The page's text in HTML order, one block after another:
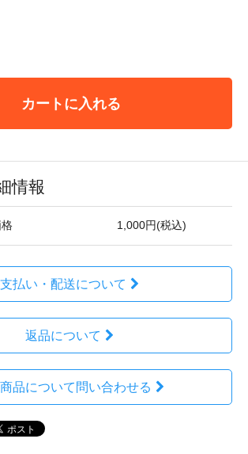
カートに入れる
情報
1,000円(税込)
支払い・配送について
返品について
品について問い合わせる